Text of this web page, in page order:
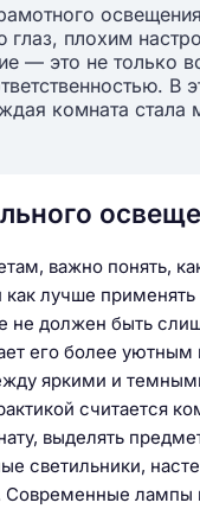
глаз, плохим
— это не только
В
комната стала
важно понять,
лучше
не должен быть
его более
яркими и
считается
выделять
светильники,
лампы
Н